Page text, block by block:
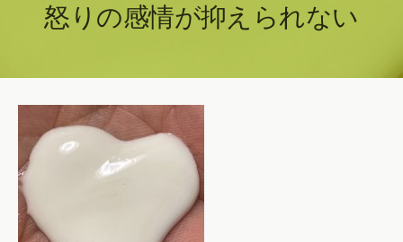
怒りの感情が抑えられない